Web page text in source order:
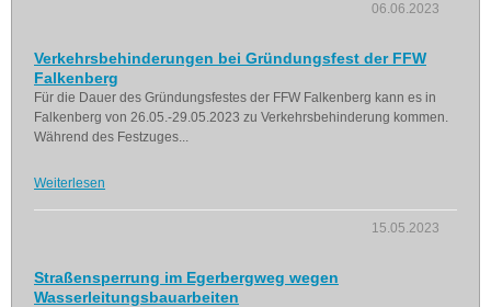
06.06.2023
Verkehrsbehinderungen bei Gründungsfest der FFW
Falkenberg
Für die Dauer des Gründungsfestes der FFW Falkenberg kann es in
Falkenberg von 26.05.-29.05.2023 zu Verkehrsbehinderung kommen.
Während des Festzuges...
Weiterlesen
15.05.2023
Straßensperrung im Egerbergweg wegen
Wasserleitungsbauarbeiten